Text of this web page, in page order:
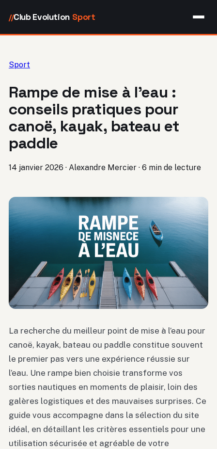
//Club Evolution Sport
Sport
Rampe de mise à l’eau :
conseils pratiques pour
canoë, kayak, bateau et
paddle
14 janvier 2026 · Alexandre Mercier · 6 min de lecture
La recherche du meilleur point de mise à l’eau pour
canoë, kayak, bateau ou paddle constitue souvent
le premier pas vers une expérience réussie sur
l’eau. Une rampe bien choisie transforme vos
sorties nautiques en moments de plaisir, loin des
galères logistiques et des mauvaises surprises. Ce
guide vous accompagne dans la sélection du site
idéal, en détaillant les critères essentiels pour une
utilisation sécurisée et agréable de votre